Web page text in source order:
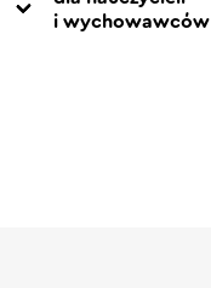
i wychowawców